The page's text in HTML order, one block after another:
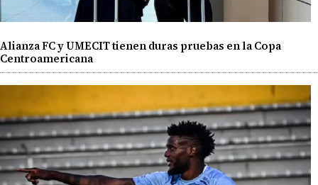
Alianza FC y UMECIT tienen duras pruebas en la Copa
Centroamericana